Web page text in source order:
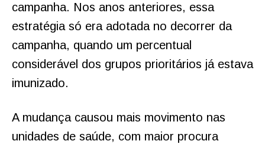
campanha. Nos anos anteriores, essa
estratégia só era adotada no decorrer da
campanha, quando um percentual
considerável dos grupos prioritários já estava
imunizado.
A mudança causou mais movimento nas
unidades de saúde, com maior procura